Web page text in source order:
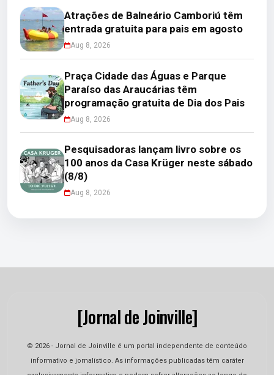
Atrações de Balneário Camboriú têm
entrada gratuita para pais em agosto
Aug 8, 2026
Praça Cidade das Águas e Parque
Paraíso das Araucárias têm
programação gratuita de Dia dos Pais
Aug 8, 2026
Pesquisadoras lançam livro sobre os
100 anos da Casa Krüger neste sábado
(8/8)
Aug 8, 2026
[Jornal de Joinville]
© 2026 - Jornal de Joinville é um portal independente de conteúdo
informativo e jornalístico. As informações publicadas têm caráter